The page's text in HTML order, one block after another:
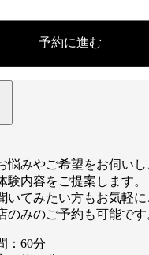
予約に進む
悩みやご希望をお伺い
験内容をご提案します。
いてみたい方もお気軽に
のみのご予約も可能です
：60分